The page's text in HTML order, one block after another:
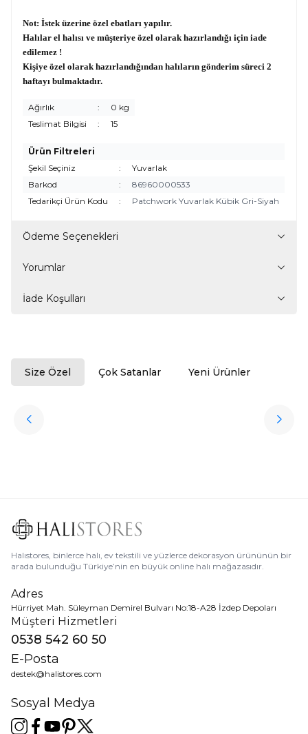
Not: İstek üzerine özel ebatları yapılır.
Halılar el halısı ve müşteriye özel olarak hazırlandığı için iade
edilemez !
Kişiye özel olarak hazırlandığından halıların gönderim süreci 2
haftayı bulmaktadır.
Ağırlık :
0 kg
Teslimat Bilgisi
: 15
Ürün Filtreleri
Şekil Seçiniz
:
Yuvarlak
Barkod
:
86960000533
Tedarikçi Ürün Kodu
: Patchwork Yuvarlak Kübik Gri-Siyah
Ödeme Seçenekleri
Yorumlar
İade Koşulları
Size Özel Çok Satanlar Yeni Ürünler
Favorilere Ekle
Halıstores
3.909,80
Halıstores, binlerce halı, ev tekstili ve yüzlerce dekorasyon ürününün bir
arada bulunduğu Türkiye’nin en büyük online halı mağazasıdır.
Adres
Hürriyet Mah. Süleyman Demirel Bulvarı No:18-A28 İzdep Depoları
Müşteri Hizmetleri
0538 542 60 50
E-Posta
destek@halistores.com
Sosyal Medya